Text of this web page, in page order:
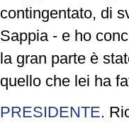
contingentato, di
Sappia - e ho
la gran parte è
quello che lei ha
PRESIDENTE.